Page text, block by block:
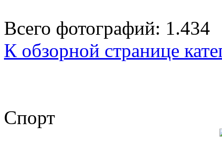
Всего фотографий: 1.434
К обзорной странице
Спорт